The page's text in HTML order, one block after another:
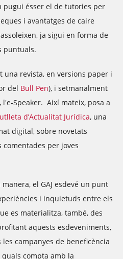
pugui ésser el de tutories per
i avantatges de caire
ja sigui en forma de
puntuals.
una revista, en versions paper i
del Bull Pen), i setmanalment
, l'e-Speaker. Així mateix, posa a
d’Actualitat Jurídica, una
digital, sobre novetats
per joves
el GAJ esdevé un punt
i inquietuds entre els
es materialitza, també, des
aquests esdeveniments,
campanyes de beneficència
compta amb la